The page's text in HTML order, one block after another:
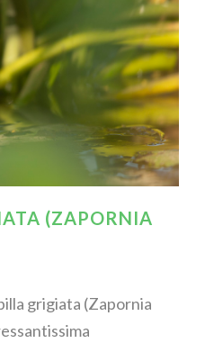
(ZAPORNIA
grigiata (Zapornia